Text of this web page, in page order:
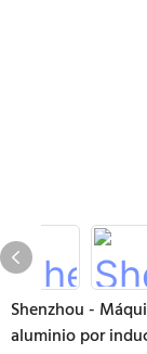
Shenzhou -
aluminio por